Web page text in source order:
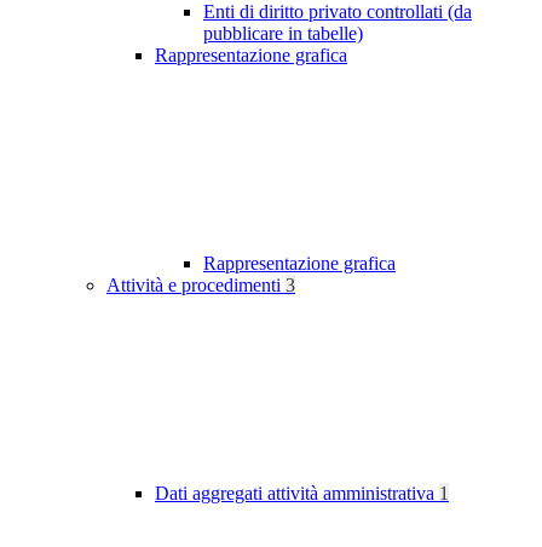
Enti di diritto privato controllati (da
pubblicare in tabelle)
Rappresentazione grafica
Rappresentazione grafica
Attività e procedimenti 3
Dati aggregati attività amministrativa 1